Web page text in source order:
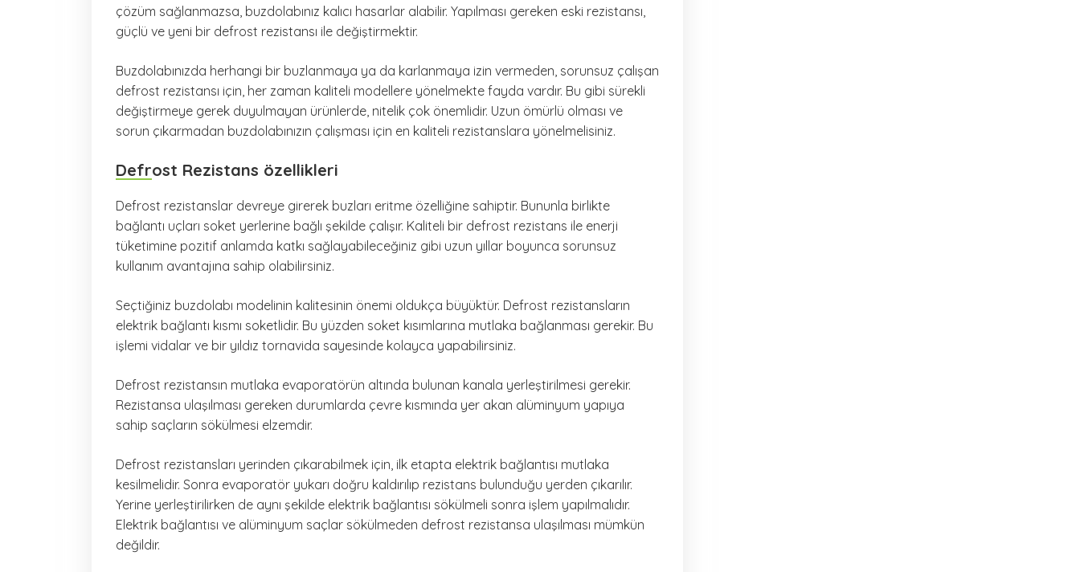
çözüm sağlanmazsa, buzdolabınız kalıcı hasarlar alabilir. Yapılması gereken eski rezistansı,
güçlü ve yeni bir defrost rezistansı ile değiştirmektir.
Buzdolabınızda herhangi bir buzlanmaya ya da karlanmaya izin vermeden, sorunsuz çalışan
defrost rezistansı için, her zaman kaliteli modellere yönelmekte fayda vardır. Bu gibi sürekli
değiştirmeye gerek duyulmayan ürünlerde, nitelik çok önemlidir. Uzun ömürlü olması ve
sorun çıkarmadan buzdolabınızın çalışması için en kaliteli rezistanslara yönelmelisiniz.
Defrost Rezistans özellikleri
Defrost rezistanslar devreye girerek buzları eritme özelliğine sahiptir. Bununla birlikte
bağlantı uçları soket yerlerine bağlı şekilde çalışır. Kaliteli bir defrost rezistans ile enerji
tüketimine pozitif anlamda katkı sağlayabileceğiniz gibi uzun yıllar boyunca sorunsuz
kullanım avantajına sahip olabilirsiniz.
Seçtiğiniz buzdolabı modelinin kalitesinin önemi oldukça büyüktür. Defrost rezistansların
elektrik bağlantı kısmı soketlidir. Bu yüzden soket kısımlarına mutlaka bağlanması gerekir. Bu
işlemi vidalar ve bir yıldız tornavida sayesinde kolayca yapabilirsiniz.
Defrost rezistansın mutlaka evaporatörün altında bulunan kanala yerleştirilmesi gerekir.
Rezistansa ulaşılması gereken durumlarda çevre kısmında yer akan alüminyum yapıya
sahip saçların sökülmesi elzemdir.
Defrost rezistansları yerinden çıkarabilmek için, ilk etapta elektrik bağlantısı mutlaka
kesilmelidir. Sonra evaporatör yukarı doğru kaldırılıp rezistans bulunduğu yerden çıkarılır.
Yerine yerleştirilirken de aynı şekilde elektrik bağlantısı sökülmeli sonra işlem yapılmalıdır.
Elektrik bağlantısı ve alüminyum saçlar sökülmeden defrost rezistansa ulaşılması mümkün
değildir.